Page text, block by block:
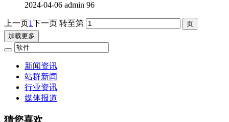
2024-04-06 admin 96
上一页1下一页 转至第
加载更多
新闻资讯
站群新闻
行业资讯
媒体报道
猜您喜欢